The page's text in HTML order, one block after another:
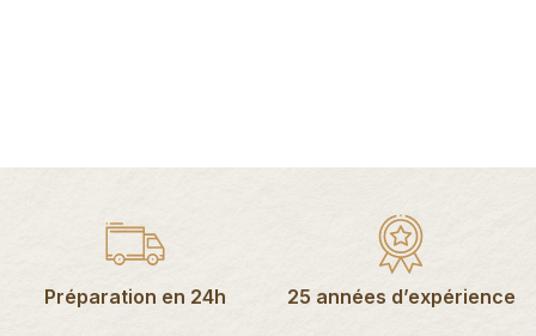
Préparation en 24h 25 années d’expérience